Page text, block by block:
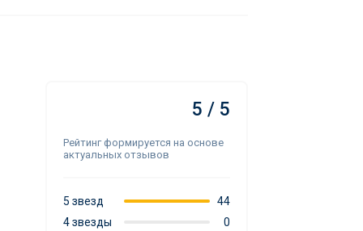
5 / 5
Рейтинг формируется на основе
актуальных отзывов
5 звезд
44
4 звезды
0